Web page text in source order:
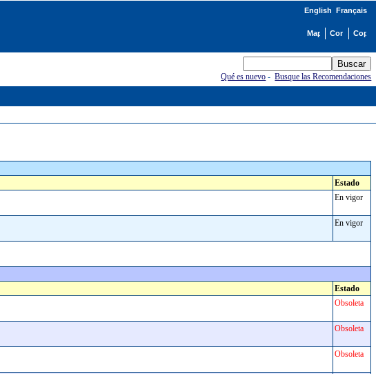
English Français
Qué es nuevo -Busque las Recomendaciones
Estado
En vigor
En vigor
Estado
Obsoleta
Obsoleta
Obsoleta